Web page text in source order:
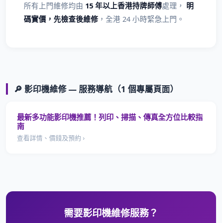
所有上門維修均由 15 年以上香港持牌師傅處理， 明
碼實價，先檢查後維修 ，全港 24 小時緊急上門。
🔎 影印機維修 — 服務導航（1 個專屬頁面）
最新多功能影印機推薦！列印、掃描、傳真全方位比較指
南
查看詳情、價錢及預約 ›
需要影印機維修服務？